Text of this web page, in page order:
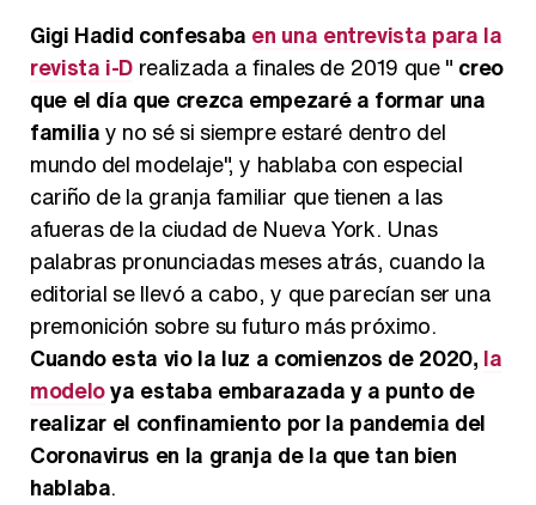
Así se tomó Felipe VI que la Infanta Sofía no quisiera recibir formación militar
Belén Esteban: "Estoy emocionada, muy contenta y muy feliz por llegar a RTVE"
Gigi Hadid confesaba en una entrevista para la
revista i-D realizada a finales de 2019 que " creo
que el día que crezca empezaré a formar una
familiay no sé si siempre estaré dentro del
mundo del modelaje", y hablaba con especial
cariño de la granja familiar que tienen a las
afueras de la ciudad de Nueva York. Unas
palabras pronunciadas meses atrás, cuando la
editorial se llevó a cabo, y que parecían ser una
premonición sobre su futuro más próximo.
Cuando esta vio la luz a comienzos de 2020, la
modeloya estaba embarazada y a punto de
realizar el confinamiento por la pandemia del
Coronavirus en la granja de la que tan bien
hablaba.